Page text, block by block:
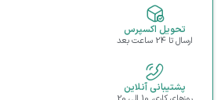
تحویل اکسپرس
ارسال تا 24 ساعت بعد
پشتیبانی آنلاین